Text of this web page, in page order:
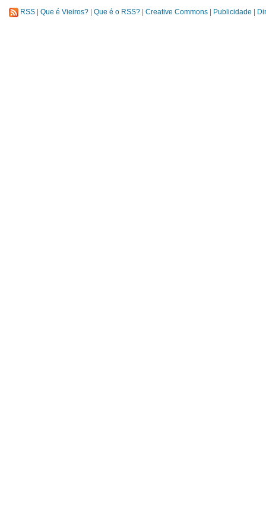
RSS Que é Vieiros? Que é o RSS? Creative Commons Publicidade